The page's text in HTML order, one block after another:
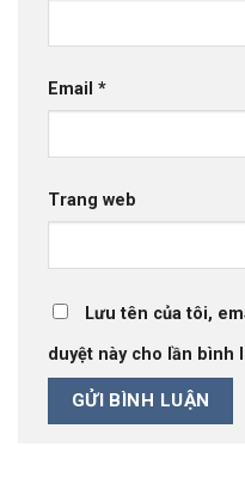
Email *
Trang web
Lưu tên của tôi,
duyệt này cho lần bình